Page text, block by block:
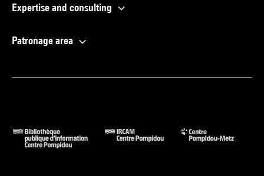
Expertise and consulting
Patronage area